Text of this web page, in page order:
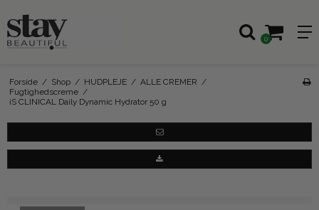
0
Forside / Shop / HUDPLEJE / ALLE CREMER /
Fugtighedscreme /
iS CLINICAL Daily Dynamic Hydrator 50 g